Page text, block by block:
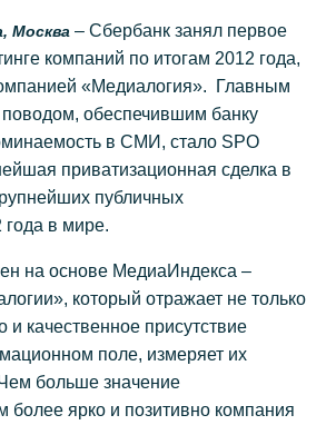
Москва – Сбербанк занял первое
компаний по итогам 2012 года,
«Медиалогия». Главным
обеспечившим банку
в СМИ, стало SPO
приватизационная сделка в
публичных
в мире.
на основе МедиаИндекса –
который отражает не только
и качественное присутствие
поле, измеряет их
больше значение
более ярко и позитивно компания